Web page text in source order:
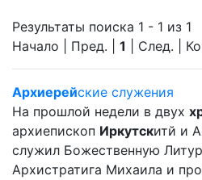
Результаты поиска 1 - 1 из 1
Начало | Пред. | 1 | След. |
Архиерейские служения
На прошлой недели в двух
архиепископ Иркутскитй и
служил Божественную
Архистратига Михаила и